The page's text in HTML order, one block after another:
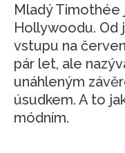
Mladý
Hollywoodu. Od
vstupu na
pár let, ale
unáhleným
úsudkem. A to
módním.